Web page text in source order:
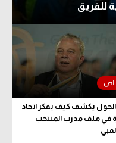
للفريق
يكشف كيف يفكر اتحاد
في ملف مدرب المنتخب